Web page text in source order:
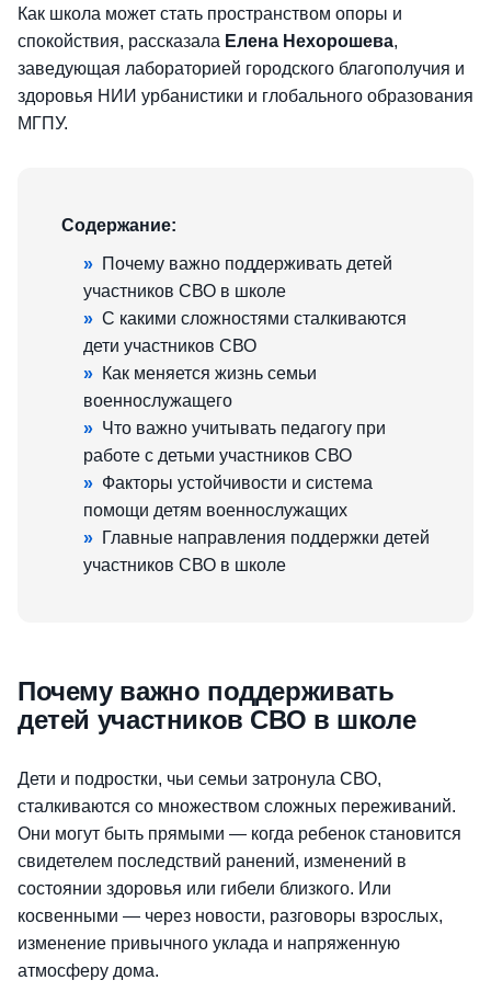
Как школа может стать пространством опоры и
спокойствия, рассказала Елена Нехорошева,
заведующая лабораторией городского благополучия и
здоровья НИИ урбанистики и глобального образования
МГПУ.
Содержание:
» Почему важно поддерживать детей
участников СВО в школе
» С какими сложностями сталкиваются
дети участников СВО
» Как меняется жизнь семьи
военнослужащего
» Что важно учитывать педагогу при
работе с детьми участников СВО
» Факторы устойчивости и система
помощи детям военнослужащих
» Главные направления поддержки детей
участников СВО в школе
Почему важно поддерживать
детей участников СВО в школе
Дети и подростки, чьи семьи затронула СВО,
сталкиваются со множеством сложных переживаний.
Они могут быть прямыми — когда ребенок становится
свидетелем последствий ранений, изменений в
состоянии здоровья или гибели близкого. Или
косвенными — через новости, разговоры взрослых,
изменение привычного уклада и напряженную
атмосферу дома.